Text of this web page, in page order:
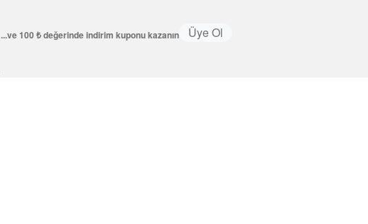
...ve 100 ₺ değerinde indirim kuponu kazanın Üye Ol